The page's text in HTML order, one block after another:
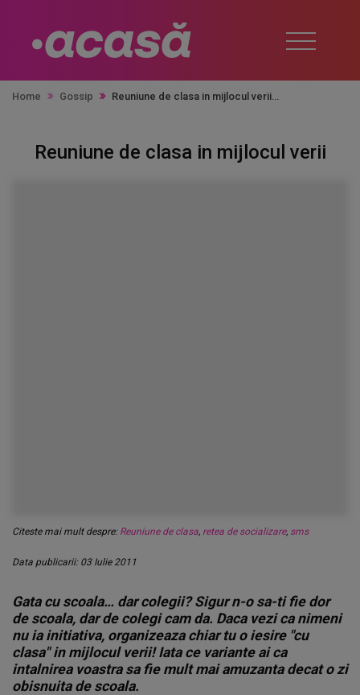
Home Gossip Reuniune de clasa in mijlocul verii
Reuniune de clasa in mijlocul verii
Citeste mai mult despre: Reuniune de clasa, retea de socializare, sms
Data publicarii: 03 Iulie 2011
Gata cu scoala… dar colegii? Sigur n-o sa-ti fie dor
de scoala, dar de colegi cam da. Daca vezi ca nimeni
nu ia initiativa, organizeaza chiar tu o iesire "cu
clasa" in mijlocul verii! Iata ce variante ai ca
intalnirea voastra sa fie mult mai amuzanta decat o zi
obisnuita de scoala.